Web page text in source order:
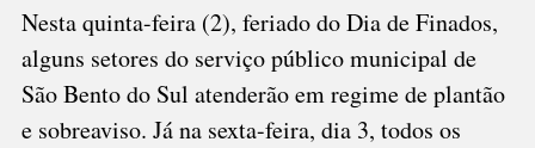
Nesta quinta-feira (2), feriado do Dia de Finados,
alguns setores do serviço público municipal de
São Bento do Sul atenderão em regime de plantão
e sobreaviso. Já na sexta-feira, dia 3, todos os